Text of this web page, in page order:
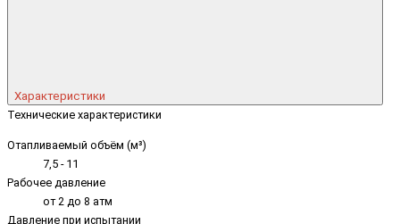
Характеристики
Технические характеристики
Отапливаемый объём (м³)
7,5 - 11
Рабочее давление
от 2 до 8 атм
Давление при испытании